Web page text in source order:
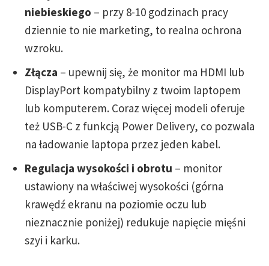
niebieskiego – przy 8-10 godzinach pracy
dziennie to nie marketing, to realna ochrona
wzroku.
Złącza – upewnij się, że monitor ma HDMI lub
DisplayPort kompatybilny z twoim laptopem
lub komputerem. Coraz więcej modeli oferuje
też USB-C z funkcją Power Delivery, co pozwala
na ładowanie laptopa przez jeden kabel.
Regulacja wysokości i obrotu – monitor
ustawiony na właściwej wysokości (górna
krawędź ekranu na poziomie oczu lub
nieznacznie poniżej) redukuje napięcie mięśni
szyi i karku.